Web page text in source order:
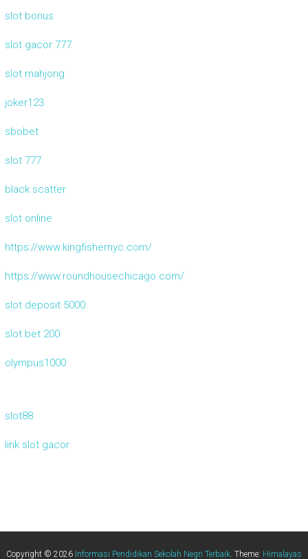
slot bonus
slot gacor 777
slot mahjong
joker123
sbobet
slot 777
black scatter
slot online
https://www.kingfishernyc.com/
https://www.roundhousechicago.com/
slot deposit 5000
slot bet 200
olympus1000
slot88
link slot gacor
Copyright © 2026 Informasi Pendidikan Sekolah Negri Terbaik. Theme: Himalayas